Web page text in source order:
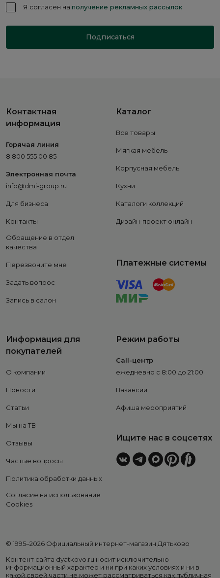
Я согласен на получение рекламных рассылок
Подписаться
Контактная
информация
Горячая линия
8 800 555 00 85
Электронная почта
info@dmi-group.ru
Для бизнеса
Контакты
Обращение в отдел
качества
Перезвоните мне
Задать вопрос
Запись в салон
Каталог
Все товары
Мягкая мебель
Корпусная мебель
Кухни
Каталоги коллекций
Дизайн-проект онлайн
Платежные системы
Информация для
покупателей
О компании
Новости
Статьи
Мы на ТВ
Отзывы
Частые вопросы
Политика обработки данных
Согласие на использование
Cookies
Режим работы
Call-центр
ежедневно с 8:00 до 21:00
Вакансии
Афиша мероприятий
Ищите нас в соцсетях
© 1995–2026 Официальный интернет-магазин Дятьково
Контент сайта dyatkovo.ru носит исключительно
информационный характер и ни при каких условиях и ни в
какой своей части не может рассматриваться как публичная